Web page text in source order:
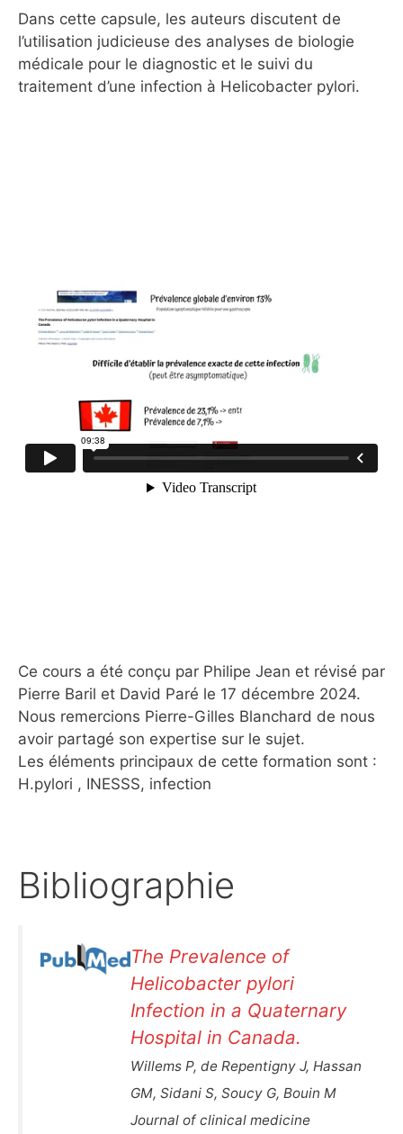
Dans cette capsule, les auteurs discutent de
l’utilisation judicieuse des analyses de biologie
médicale pour le diagnostic et le suivi du
traitement d’une infection à Helicobacter pylori.
Ce cours a été conçu par Philipe Jean et révisé par
Pierre Baril et David Paré le 17 décembre 2024.
Nous remercions Pierre-Gilles Blanchard de nous
avoir partagé son expertise sur le sujet.
Les éléments principaux de cette formation sont :
H.pylori , INESSS, infection
Bibliographie
The Prevalence of
Helicobacter pylori
Infection in a Quaternary
Hospital in Canada.
Willems P, de Repentigny J, Hassan
GM, Sidani S, Soucy G, Bouin M
Journal of clinical medicine